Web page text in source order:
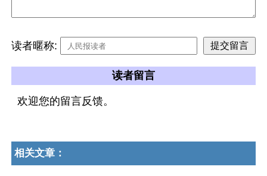
读者暱称:
读者留言
欢迎您的留言反馈。
相关文章：